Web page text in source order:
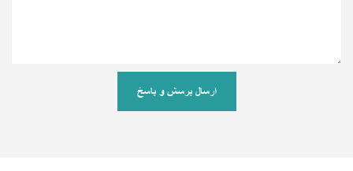
ارسال پرسش و پاسخ